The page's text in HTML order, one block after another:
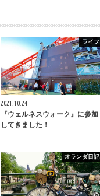
ライフ
2021.10.24
『ウェルネスウォーク』に参加
してきました！
オランダ日記